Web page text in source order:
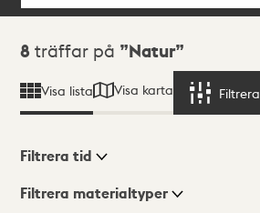
Sökresultat
8 träffar på Natur
Visa lista Visa karta Filtrera
Visningsläge
Filtrera tid
Filtrera materialtyper